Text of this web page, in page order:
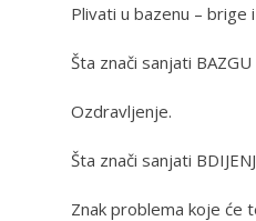
Plivati u bazenu – brige
Šta znači sanjati BAZGU
Ozdravljenje.
Šta znači sanjati
Znak problema koje će